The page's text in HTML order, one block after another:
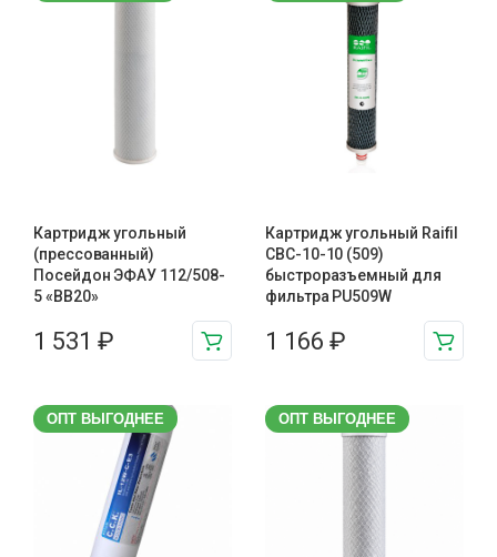
Картридж угольный
(прессованный)
Посейдон ЭФАУ 112/508-
5 «BB20»
1 531 ₽
Картридж угольный Raifil
CBC-10-10 (509)
быстроразъемный для
фильтра PU509W
1 166 ₽
ОПТ ВЫГОДНЕЕ ОПТ ВЫГОДНЕЕ